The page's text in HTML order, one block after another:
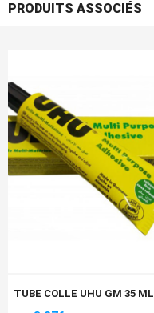
PRODUITS ASSOCIÉS
TUBE COLLE UHU GM 35 ML